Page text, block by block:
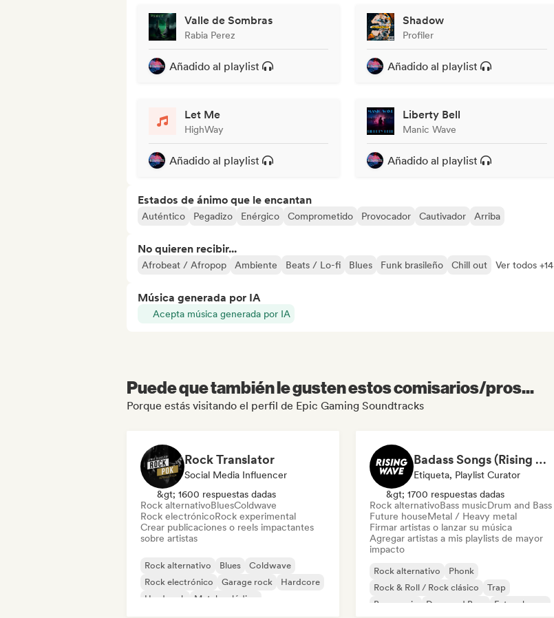
Valle de Sombras
Rabia Perez
Añadido al playlist
Shadow
Profiler
Añadido al playlist
Let Me
HighWay
Añadido al playlist
Liberty Bell
Manic Wave
Añadido al playlist
Estados de ánimo que le encantan
Auténtico Pegadizo Enérgico Comprometido Provocador Cautivador Arriba
No quieren recibir...
Afrobeat / Afropop Ambiente Beats / Lo-fi Blues Funk brasileño Chill out Ver todos +14
Música generada por IA
Acepta música generada por IA
Puede que también le gusten estos comisarios/pros...
Porque estás visitando el perfil de Epic Gaming Soundtracks
Rock Translator
Social Media Influencer
&gt; 1600 respuestas dadas
Rock alternativoBluesColdwave
Rock electrónicoRock experimental
Crear publicaciones o reels impactantes
sobre artistas
Rock alternativo Blues
Coldwave
Rock electrónico
Garage rock
Hardcore
Hard rock
Metal melódico
Badass Songs (Rising Wave Records)
Etiqueta, Playlist Curator
&gt; 1700 respuestas dadas
Rock alternativoBass musicDrum and Bass
Future houseMetal / Heavy metal
Firmar artistas o lanzar su música
Agregar artistas a mis playlists de mayor
impacto
Rock alternativo
Phonk
Rock & Roll / Rock clásico
Trap
Bass music
Drum and Bass
Future house